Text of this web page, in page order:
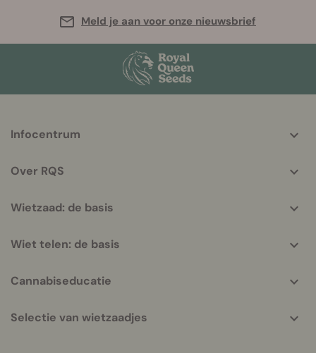
Meld je aan voor onze nieuwsbrief
helpful
Infocentrum
Over RQS
Wietzaad: de basis
Wiet telen: de basis
Cannabiseducatie
Selectie van wietzaadjes